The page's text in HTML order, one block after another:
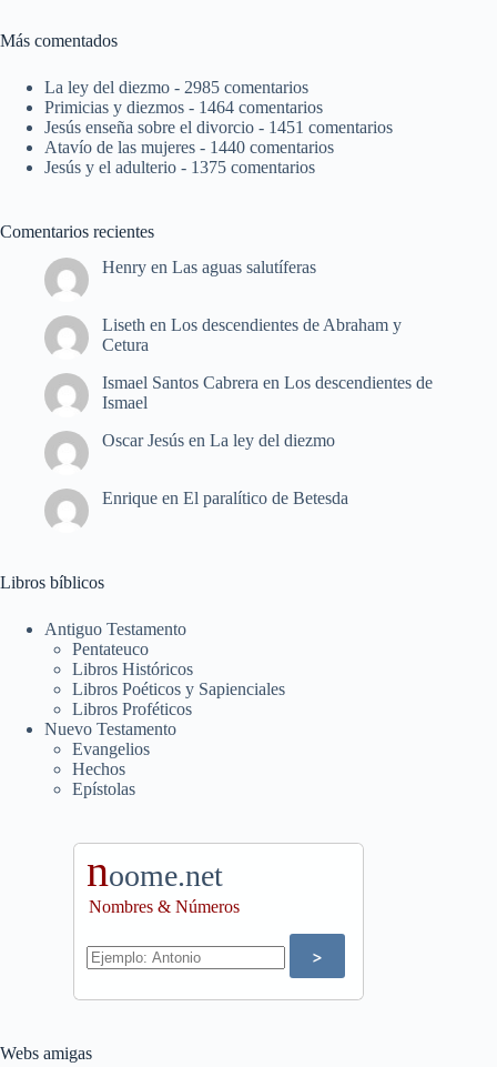
Más comentados
La ley del diezmo - 2985 comentarios
Primicias y diezmos - 1464 comentarios
Jesús enseña sobre el divorcio - 1451 comentarios
Atavío de las mujeres - 1440 comentarios
Jesús y el adulterio - 1375 comentarios
Comentarios recientes
Henry en Las aguas salutíferas
Liseth en Los descendientes de Abraham y
Cetura
Ismael Santos Cabrera en Los descendientes de
Ismael
Oscar Jesús en La ley del diezmo
Enrique en El paralítico de Betesda
Libros bíblicos
Antiguo Testamento
Pentateuco
Libros Históricos
Libros Poéticos y Sapienciales
Libros Proféticos
Nuevo Testamento
Evangelios
Hechos
Epístolas
noome.net
Nombres & Números
Webs amigas